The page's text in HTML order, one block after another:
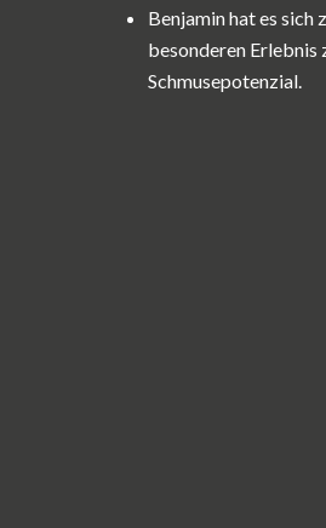
Benjamin hat es sich
besonderen Erlebnis
Schmusepotenzial.